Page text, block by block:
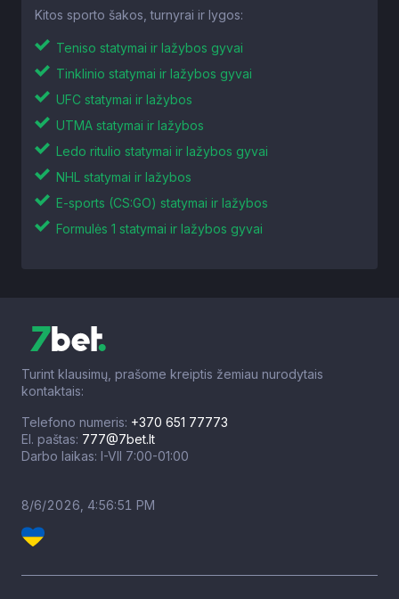
Kitos sporto šakos, turnyrai ir lygos:
Teniso statymai ir lažybos gyvai
Tinklinio statymai ir lažybos gyvai
UFC statymai ir lažybos
UTMA statymai ir lažybos
Ledo ritulio statymai ir lažybos gyvai
NHL statymai ir lažybos
E-sports (CS:GO) statymai ir lažybos
Formulės 1 statymai ir lažybos gyvai
Turint klausimų, prašome kreiptis žemiau nurodytais
kontaktais:
Telefono numeris: +370 651 77773
El. paštas: 777@7bet.lt
Darbo laikas: I-VII 7:00-01:00
8/6/2026, 4:56:52 PM